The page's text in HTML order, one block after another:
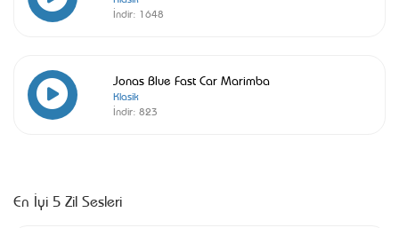
İndir: 1648
Jonas Blue Fast Car Marimba
Klasik
İndir: 823
En İyi 5 Zil Sesleri